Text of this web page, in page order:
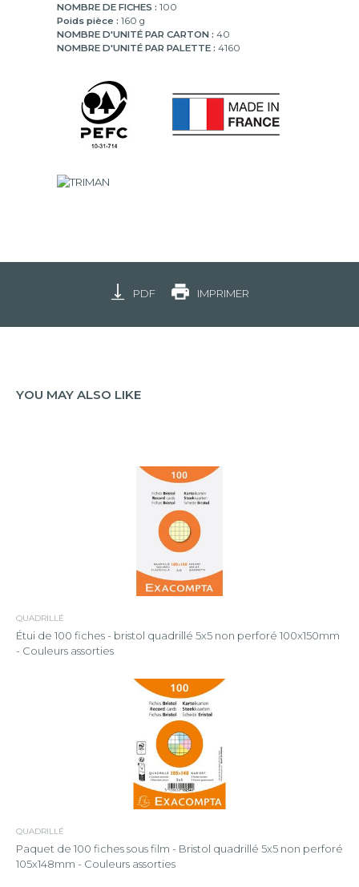
NOMBRE DE FICHES : 100
Poids pièce : 160 g
NOMBRE D'UNITÉ PAR CARTON : 40
NOMBRE D'UNITÉ PAR PALETTE : 4160
PDF IMPRIMER
YOU MAY ALSO LIKE
QUADRILLÉ
Étui de 100 fiches - bristol quadrillé 5x5 non perforé 100x150mm
- Couleurs assorties
QUADRILLÉ
Paquet de 100 fiches sous film - Bristol quadrillé 5x5 non perforé
105x148mm - Couleurs assorties